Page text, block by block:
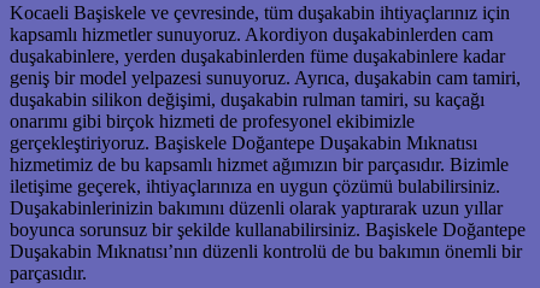
Kocaeli Başiskele ve çevresinde, tüm duşakabin ihtiyaçlarınız için
kapsamlı hizmetler sunuyoruz. Akordiyon duşakabinlerden cam
duşakabinlere, yerden duşakabinlerden füme duşakabinlere kadar
geniş bir model yelpazesi sunuyoruz. Ayrıca, duşakabin cam tamiri,
duşakabin silikon değişimi, duşakabin rulman tamiri, su kaçağı
onarımı gibi birçok hizmeti de profesyonel ekibimizle
gerçekleştiriyoruz. Başiskele Doğantepe Duşakabin Mıknatısı
hizmetimiz de bu kapsamlı hizmet ağımızın bir parçasıdır. Bizimle
iletişime geçerek, ihtiyaçlarınıza en uygun çözümü bulabilirsiniz.
Duşakabinlerinizin bakımını düzenli olarak yaptırarak uzun yıllar
boyunca sorunsuz bir şekilde kullanabilirsiniz. Başiskele Doğantepe
Duşakabin Mıknatısı’nın düzenli kontrolü de bu bakımın önemli bir
parçasıdır.